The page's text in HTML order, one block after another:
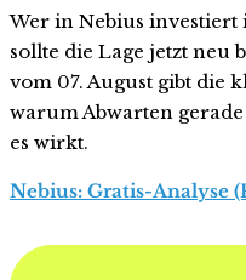
Wer in Nebius investiert
sollte die Lage jetzt neu
vom 07. August gibt die
warum Abwarten
es wirkt.
Nebius: Gratis-Analyse